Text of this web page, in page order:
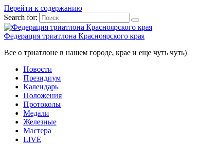
Перейти к содержанию
Search for:
Федерация триатлона Красноярского края
Все о триатлоне в нашем городе, крае и еще чуть чуть)
Новости
Президиум
Календарь
Положения
Протоколы
Медали
Железные
Мастера
LIVE